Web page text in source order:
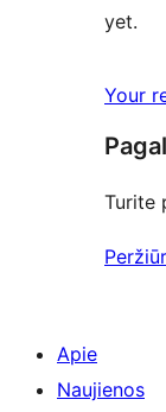
yet.
Your
Turite
Apie
Naujienos